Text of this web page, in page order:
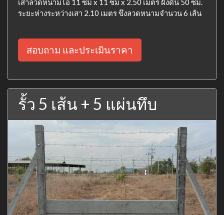
เสาลวดหนามไอ 11 ซม x 11 ซม x 2.50 เมตร ฝังดิน 50 ซม.
ระยะห่างระหว่างเสา 2.10 เมตร ขึงลวดหนามจำนวน 6 เส้น
สอบถาม และประเมินราคา
รั้ว 5 เส้น + 5 แผ่นทึบ